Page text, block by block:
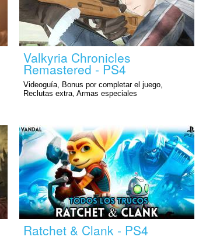
puntuación en Crash Bandicoot, Menú de trucos,
Todas las armas., Maestro espadachín, Trofeo
"Písale", Trofeo Resolución pacífica, Foto de
glamour, Trofeo Aplastante/Speedrun/Puntería
fácil (glitch)
Valkyria Chronicles
Remastered - PS4
Videoguía, Bonus por completar el juego,
Reclutas extra, Armas especiales
Ratchet & Clank - PS4